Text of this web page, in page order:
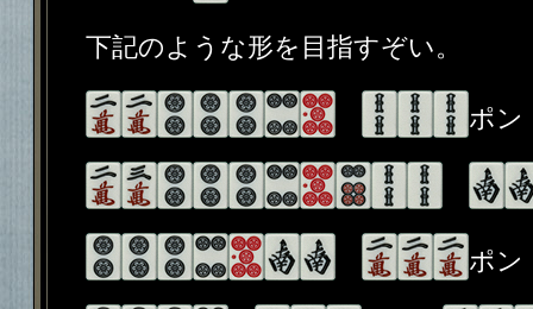
下記のような形を目指すぞい。
ポ
ポ